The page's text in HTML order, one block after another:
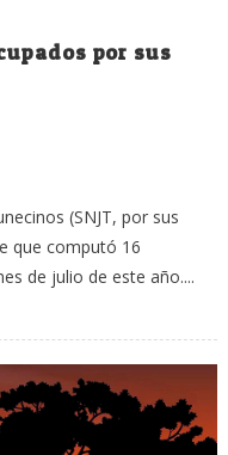
por sus
(SNJT, por sus
que computó 16
de julio de este año....